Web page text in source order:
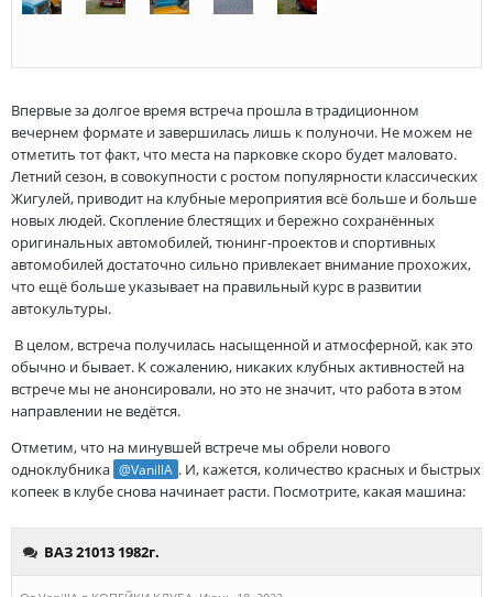
Впервые за долгое время встреча прошла в традиционном
вечернем формате и завершилась лишь к полуночи. Не можем не
отметить тот факт, что места на парковке скоро будет маловато.
Летний сезон, в совокупности с ростом популярности классических
Жигулей, приводит на клубные мероприятия всё больше и больше
новых людей. Скопление блестящих и бережно сохранённых
оригинальных автомобилей, тюнинг-проектов и спортивных
автомобилей достаточно сильно привлекает внимание прохожих,
что ещё больше указывает на правильный курс в развитии
автокультуры.
В целом, встреча получилась насыщенной и атмосферной, как это
обычно и бывает. К сожалению, никаких клубных активностей на
встрече мы не анонсировали, но это не значит, что работа в этом
направлении не ведётся.
Отметим, что на минувшей встрече мы обрели нового
одноклубника @VanillA . И, кажется, количество красных и быстрых
копеек в клубе снова начинает расти. Посмотрите, какая машина: